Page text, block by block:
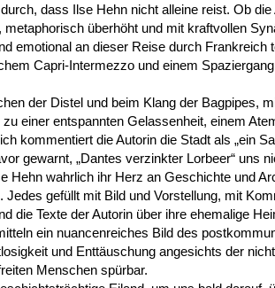
dass Ilse Hehn nicht alleine reist. Ob
metaphorisch überhöht und mit kraftvollen
emotional an dieser Reise durch Frankreich
Capri-Intermezzo und einem
der Distel und beim Klang der Bagpipes,
einer entspannten Gelassenheit, einem
kommentiert die Autorin die Stadt als „ein
gewarnt, „Dantes verzinkter Lorbeer“ uns
Hehn wahrlich ihr Herz an Geschichte und
Jedes gefüllt mit Bild und Vorstellung, mit
die Texte der Autorin über ihre ehemalige
ein nuancenreiches Bild des
und Enttäuschung angesichts der
Menschen spürbar.